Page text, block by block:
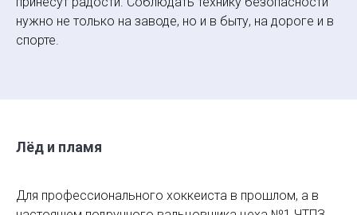
нужно не только на заводе, но и в быту, на дороге и в
спорте.
Лёд и пламя
Для профессионального хоккеиста в прошлом, а в